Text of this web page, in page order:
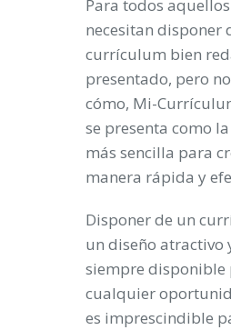
Para todos
necesitan disponer
currículum bien
presentado, pero
cómo, Mi-
se presenta como
más sencilla para
manera rápida y
Disponer de un
un diseño atractivo
siempre disponible
cualquier
es imprescindible